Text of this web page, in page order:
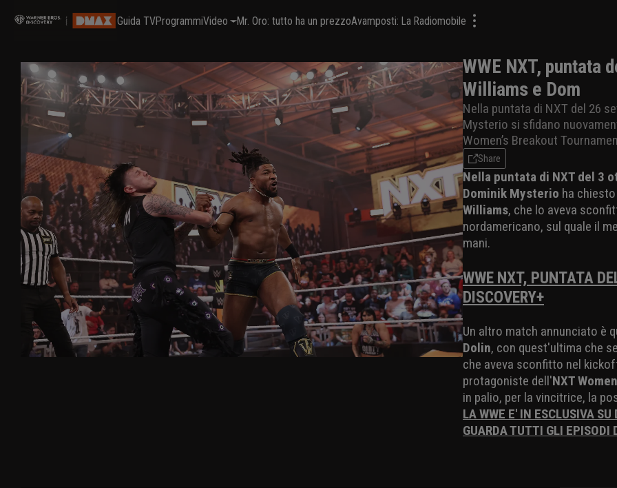
Guida TVProgrammiVideo Mr. Oro: tutto ha un prezzoAvamposti: La Radiomobile
WWE NXT, puntata
Williams e Dom
Nella puntata di NXT del 26
Mysterio si sfidano
Women’s Breakout
Share
Nella puntata di NXT del 3
Dominik Mysterio ha
Williams, che lo aveva
nordamericano, sul quale il
mani.
WWE NXT, PUNTATA
DISCOVERY+
Un altro match annunciato è
Dolin, con quest'ultima che
che aveva sconfitto nel
protagoniste dell'NXT
in palio, per la vincitrice, la
LA WWE E' IN ESCLUSIVA
GUARDA TUTTI GLI EPISODI